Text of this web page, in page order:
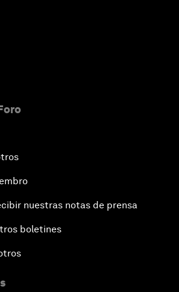
nuestras notas de prensa
boletines